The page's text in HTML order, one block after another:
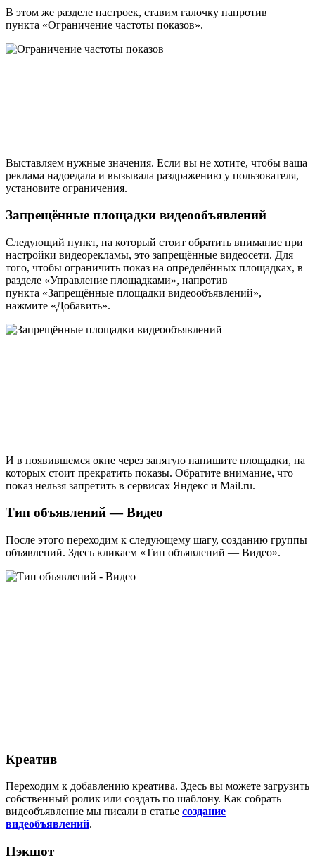
В этом же разделе настроек, ставим галочку напротив
пункта «Ограничение частоты показов».
Выставляем нужные значения. Если вы не хотите, чтобы ваша
реклама надоедала и вызывала раздражению у пользователя,
установите ограничения.
Запрещённые площадки видеообъявлений
Следующий пункт, на который стоит обратить внимание при
настройки видеорекламы, это запрещённые видеосети. Для
того, чтобы ограничить показ на определённых площадках, в
разделе «Управление площадками», напротив
пункта «Запрещённые площадки видеообъявлений»,
нажмите «Добавить».
И в появившемся окне через запятую напишите площадки, на
которых стоит прекратить показы. Обратите внимание, что
показ нельзя запретить в сервисах Яндекс и Mail.ru.
Тип объявлений — Видео
После этого переходим к следующему шагу, созданию группы
объявлений. Здесь кликаем «Тип объявлений — Видео».
Креатив
Переходим к добавлению креатива. Здесь вы можете загрузить
собственный ролик или создать по шаблону. Как собрать
видеобъявление мы писали в статье создание
видеобъявлений.
Пэкшот